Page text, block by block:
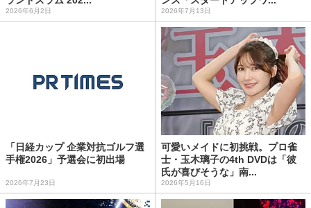
2026年6月2日 2026年7月13日
「日経カップ 企業対抗ゴルフ選
手権2026」予選会に初出場
2026年7月23日
可愛いメイドに初挑戦。プロ雀
士・玉木璃子の4th DVDは「彼
氏が喜びそうな」南...
2026年5月16日